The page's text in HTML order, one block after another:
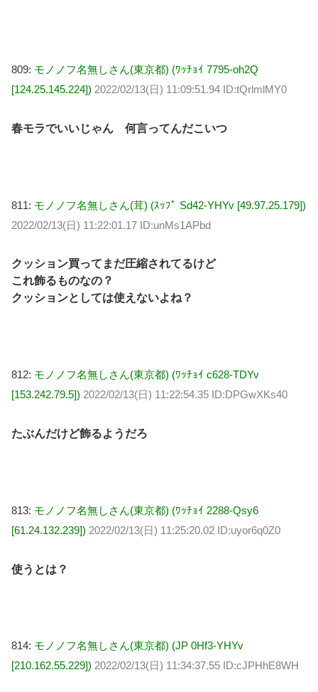
809: モノノフ名無しさん(東京都) (ﾜｯﾁｮｲ 7795-oh2Q
[124.25.145.224]) 2022/02/13(日) 11:09:51.94 ID:tQrlmlMY0
春モラでいいじゃん 何言ってんだこいつ
811: モノノフ名無しさん(茸) (ｽｯﾌﾟ Sd42-YHYv [49.97.25.179])
2022/02/13(日) 11:22:01.17 ID:unMs1APbd
クッション買ってまだ圧縮されてるけど
これ飾るものなの？
クッションとしては使えないよね？
812: モノノフ名無しさん(東京都) (ﾜｯﾁｮｲ c628-TDYv
[153.242.79.5]) 2022/02/13(日) 11:22:54.35 ID:DPGwXKs40
たぶんだけど飾るようだろ
813: モノノフ名無しさん(東京都) (ﾜｯﾁｮｲ 2288-Qsy6
[61.24.132.239]) 2022/02/13(日) 11:25:20.02 ID:uyor6q0Z0
使うとは？
814: モノノフ名無しさん(東京都) (JP 0Hf3-YHYv
[210.162.55.229]) 2022/02/13(日) 11:34:37.55 ID:cJPHhE8WH